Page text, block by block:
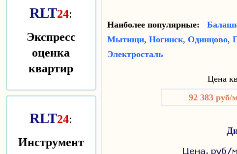
RLT24:
Экспресс
оценка
квартир
RLT24:
Инструмент
Наиболее популярные:
Мытищи, Ногинск, Одинцово,
Электросталь
Цена
92 383 руб/